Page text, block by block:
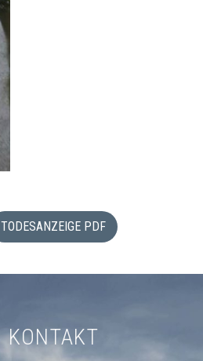
TODESANZEIGE PDF
KONTAKT